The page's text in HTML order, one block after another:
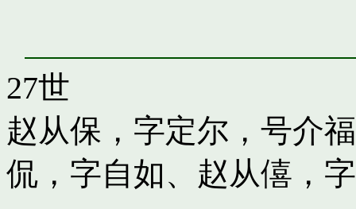
27世
赵从保，字定尔，号介福
侃，字自如、 赵从僖，